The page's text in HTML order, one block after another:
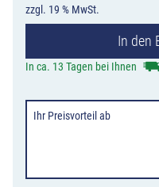
zzgl. 19 % MwSt.
In den
In ca. 13 Tagen bei Ihnen
Ihr Preisvorteil ab